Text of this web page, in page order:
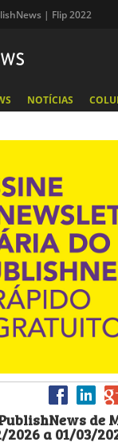
| Flip 2022
NOTÍCIAS
de
2026 a 01/03/